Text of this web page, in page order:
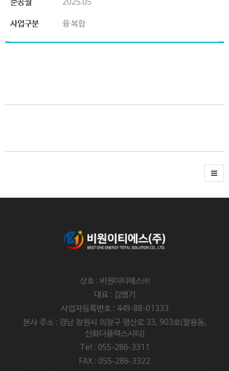
사업구분
융·복합
상호 : 비원이티에스㈜
대표 : 김병기
사업자등록번호 : 449-88-01333
본사 주소 : 경남 창원시 의창구 평산로 33, 903호(팔용동,
신화더플렉스시티)
Tel : 055-286-3311
FAX : 055-286-3322